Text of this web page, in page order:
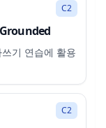
C2
기 연습에 활용
8:37
C2